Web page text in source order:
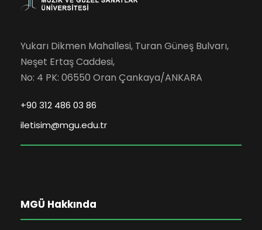
Yukarı Dikmen Mahallesi, Turan Güneş Bulvarı,
Neşet Ertaş Caddesi,
No: 4 PK: 06550 Oran Çankaya/ANKARA
+90 312 486 03 86
iletisim@mgu.edu.tr
MGÜ Hakkında